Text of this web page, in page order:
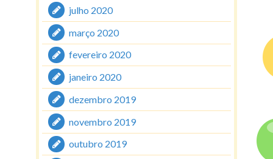
julho 2020
março 2020
fevereiro 2020
janeiro 2020
dezembro 2019
novembro 2019
outubro 2019